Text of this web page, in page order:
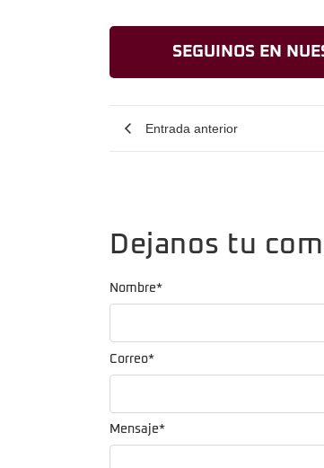
SEGUINOS EN
Entrada anterior
Dejanos tu
Mensaje*
Nombre*
Correo*